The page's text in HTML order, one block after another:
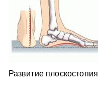
Развитие плоскостопия